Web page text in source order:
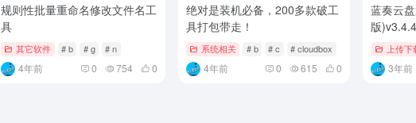
规则性批量重命名修改文件名工
具
其它软件 # b # g # n
4年前 0 754 0
绝对是装机必备，200多款破工
具打包带走！
系统相关 # b # c # cloudbox
4年前 0 615 0
蓝奏云
版
上传下
3年前